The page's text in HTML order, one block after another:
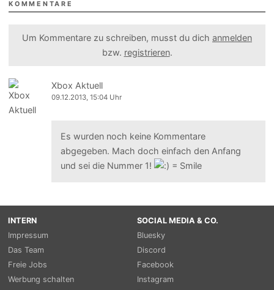
KOMMENTARE
Um Kommentare zu schreiben, musst du dich anmelden
bzw. registrieren.
Xbox Aktuell
09.12.2013, 15:04 Uhr
Es wurden noch keine Kommentare
abgegeben. Mach doch einfach den Anfang
und sei die Nummer 1!
INTERN
Impressum
Das Team
Freie Jobs
Werbung schalten
SOCIAL MEDIA & CO.
Bluesky
Discord
Facebook
Instagram